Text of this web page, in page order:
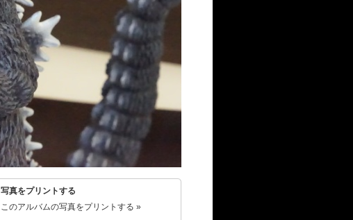
写真をプリントする
このアルバムの写真をプリントする »